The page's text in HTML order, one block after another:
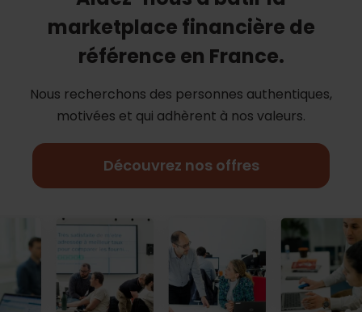
marketplace financière de
référence en France.
Nous recherchons des personnes authentiques,
motivées et qui adhèrent à nos valeurs.
Découvrez nos offres